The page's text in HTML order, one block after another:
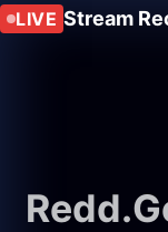
LIVE Stream